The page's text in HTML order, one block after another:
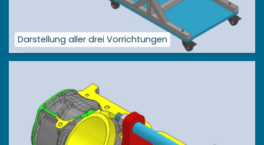
Darstellung aller drei Vorrichtungen
Größere